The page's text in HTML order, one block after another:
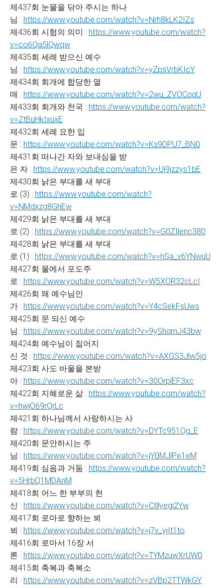
제437회 눈물을 닦아 주시는 하나
님 : https://www.youtube.com/watch?v=Nrh8kLK2IZs
제436회 시험의 의미 : https://www.youtube.com/watch?
v=co6Qa5lQwqw
제435회 세례 받으신 예수
님 : https://www.youtube.com/watch?v=yZpsVrbKIcY
제434회 회개에 합당한 열
매 : https://www.youtube.com/watch?v=2wu_ZVOCqqU
제433회 회개와 천국 : https://www.youtube.com/watch?
v=ZtBuHkIxuxE
제432회 세례 요한 입
문 : https://www.youtube.com/watch?v=Ks9DPU7_BN0
제431회 떠나간 자와 보내심을 받
은 자 : https://www.youtube.com/watch?v=Uj9jzzys1bE
제430회 낡은 부대를 새 부대
로 (3) : https://www.youtube.com/watch?
v=NMdxzg8GhEw
제429회 낡은 부대를 새 부대
로 (2) : https://www.youtube.com/watch?v=G0ZIlenc380
제428회 낡은 부대를 새 부대
로 (1) : https://www.youtube.com/watch?v=hSa_v6YNwuU
제427회 물에서 포도주
로 : https://www.youtube.com/watch?v=W5XOR32cLcI
제426회 왜 예수님인
가 : https://www.youtube.com/watch?v=Y4cSekFsUws
제425회 문 되신 예수
님 : https://www.youtube.com/watch?v=9yShqmJ43bw
제424회 예수님이 짊어지
신 것 : https://www.youtube.com/watch?v=AXGS3Jlw5jo
제423회 사도 바울을 본받
아 : https://www.youtube.com/watch?v=30OrplEF3xc
제422회 지혜로운 삶 : https://www.youtube.com/watch?
v=hwjO69rQrLc
제421회 하나님께서 사랑하시는 사
람 : https://www.youtube.com/watch?v=DYTc951Qg_E
제420회 문안하시는 주
님 : https://www.youtube.com/watch?v=jY0MJlPe1eM
제419회 심음과 거둠 : https://www.youtube.com/watch?
v=5HrbQ1MDAnM
제418회 어느 한 부부의 헌
신 : https://www.youtube.com/watch?v=Ctllyegi2Yw
제417회 로마로 향하는 뵈
뵈 : https://www.youtube.com/watch?v=j7v_yjIt1to
제416회 로마서 16장 서
론 : https://www.youtube.com/watch?v=TYMzuwXrUW0
제415회 축복과 축복소
리 : https://www.youtube.com/watch?v=zVBp2TTWkGY